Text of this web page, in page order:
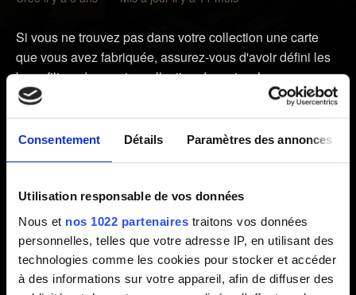
Consentement Détails Paramètres des annonces
Utilisation responsable de vos données
Nous et nos 1022 partenaires traitons vos données
personnelles, telles que votre adresse IP, en utilisant des
technologies comme les cookies pour stocker et accéder
à des informations sur votre appareil, afin de diffuser des
Si vous ne trouvez pas dans votre collection une carte
que vous avez fabriquée, assurez-vous d'avoir défini les
bons filtres dans votre collection de cartes. Le panneau
des filtres se trouve du côté droit de la fenêtre de la
collection de cartes.
veillant à fournir les informations ci-dessous dans votre
description :
1. Nom de la carte en précisant s'il s'agit de la version
premium ou pas.